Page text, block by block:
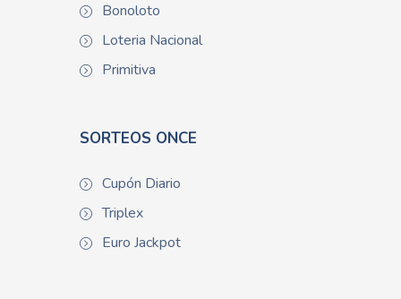
Bonoloto
Loteria Nacional
Primitiva
SORTEOS ONCE
Cupón Diario
Triplex
Euro Jackpot